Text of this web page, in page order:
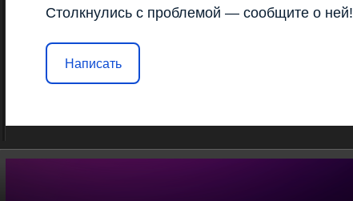
Столкнулись с проблемой — сообщите о ней!
Написать